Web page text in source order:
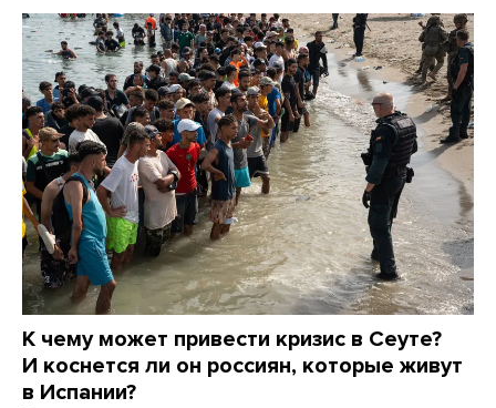
К чему может привести кризис в Сеуте?
И коснется ли он россиян, которые живут
в Испании?